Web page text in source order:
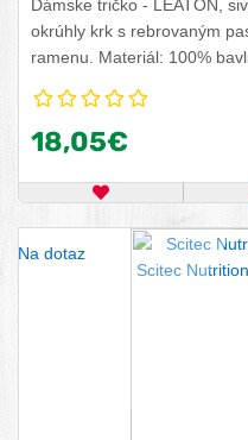
Dámske tričko - LEATON,
okrúhly krk s rebrovaným
ramenu. Materiál: 100%
18,05€
OBĽÚBENÝ
Na dotaz